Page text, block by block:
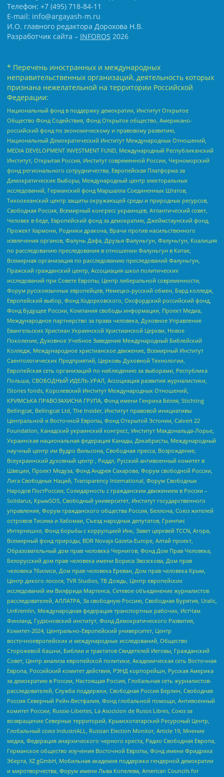
Телефон: +7 (495) 718-84-11
E-mail: info@argayash-m.ru
И.О. главного редактора Дорохова Н.В.
Разработчик сайта – INFOROS 2026
* Перечень иностранных и международных
неправительственных организаций, деятельность которых
признана нежелательной на территории Российской
Федерации:
Национальный фонд в поддержку демократии, Институт Открытое
Общество Фонд Содействия, Фонд Открытое общество, Американо-
российский фонд по экономическому и правовому развитию,
Национальный Демократический Институт Международных Отношений,
MEDIA DEVELOPMENT INVESTMENT FUND, Международный Республиканский
Институт, Открытая Россия, Институт современной России, Черноморский
фонд регионального сотрудничества, Европейская Платформа за
Демократические Выборы, Международный центр электоральных
исследований, Германский фонд Маршалла Соединенных Штатов,
Тихоокеанский центр защиты окружающей среды и природных ресурсов,
Свободная Россия, Всемирный конгресс украинцев, Атлантический совет,
Человек в беде, Европейский фонд за демократию, Джеймстаунский фонд,
Прожект Хармони, Родники дракона, Врачи против насильственного
извлечения органов, Фалунь Дафа, Друзья Фалуньгун, Фалуньгун, Коалиция
по расследованию преследования в отношении Фалуньгун в Китае,
Всемирная организация по расследованию преследований Фалуньгун,
Пражский гражданский центр, Ассоциация школ политических
исследований при Совете Европы, Центр либеральной современности,
Форум русскоязычных европейцев, Немецко-русский обмен, Бард колледж,
Европейский выбор, Фонд Ходорковского, Оксфордский российский фонд,
Фонд Будущее России, Компания свободы информации, Проект Медиа,
Международное партнерство за права человека, Духовное Управление
Евангельских Христиан Украинской Христианской Церкви, Новое
Поколение, Духовное Учебное Заведение Международный Библейский
Колледж, Международное христианское движение, Всемирный Институт
Саентологических Предприятий, Церковь Духовной Технологии,
Европейская сеть организаций по наблюдению за выборами, Республика
Польша, СВОБОДНЫЙ ИДЕЛЬ-УРАЛ, Ассоциация развития журналистики,
IStories fonds, Королевский Институт Международных Отношений,
КРИМСЬКА ПРАВОЗАХИСНА ГРУПА, Фонд имени Генриха Бёлля, Stichting
Bellingcat, Bellingcat Ltd, The Insider, Институт правовой инициативы
Центральной и Восточной Европы, Фонд Открытой Эстонии, Calvert 22
Foundation, Канадский украинский конгресс, Институт Макдональда-Лорье,
Украинская национальная федерация Канады, Декабристы, Международный
научный центр им Вудро Вильсона, Свободная пресса, Возрождение,
Всеукраинский духовный центр , Риддл, Русский антивоенный комитет в
Швеции, Проект Медуза, Фонд Андрея Сахарова, Форум свободной России,
Лига Свободных Наций, Transparеncy International, Форум Свободных
Народов ПостРоссии, Солидарность с гражданским движением в России –
Solidarus, КрымSOS, Свободный университет, Институт государственного
управления, Форум гражданского общества Россия, Беллона, Союз жителей
островов Тисима и Хабомаи, Съезд народных депутатов, Гринпис
Интернешнл, Фонд борьбы с коррупцией Инк, Завет церквей TCCN, Агора,
Всемирный фонд природы, BDR Novaja Gazeta-Europe, Алтай проект,
Образовательный дом прав человека Чернигов, Фонд Дом Прав Человека,
Белорусский дом прав человека имени Бориса Звозскова, Дом прав
человека Тбилиси, Дом прав человека Ереван, Дом прав человека Крым,
Центр дикого лосося, TVR Studios, ТВ Дождь, Центр европейских
исследований им Вилфрида Мартенса, Сетевое объединение журналистов
расследователей, АЛЛАТРА, За свободную Россию, Свободная Бурятия, Uralic,
UnKremlin, Международная федерация транспортных рабочих, ИстЧам
Финланд, Гудзоновский институт, Фонд Демократического Развития,
Комитет-2024, Центрально-Европейский университет, Центр
восточноевропейских и международных исследований, Общество
Сторожевой башни, Библии и трактатов Свидетелей Иеговы, Гражданский
Совет, Центр анализа европейской политики, Академическая сеть Восточная
Европа, Российский комитет действия, РЭНД корпорейшн, Русская Америка
за демократию в России, Настоящая Россия, Глобальная сеть журналистов-
расследователей, Служба поддержки, Свободная Россия Берлин, Свободная
Россия Северный Рейн-Вестфалия, Фонд глобальной помощи, Антивоенный
комитет России, Russie-Libertes, La Asocicion de Rusos Libres, Союз за
возвращение Северных территорий, Крымскотатарский Ресурсный Центр,
Глобальный союз IndustriALL, Russian Election Monitor, Article 19, Мнение
медиа, Федерация анархического черного креста, Радио Свободная Европа,
Германское общество изучения Восточной Европы, Фонд имени Фридриха
Эберта, XZ gGmbH, Мобильная академия поддержки гендерной демократии
и миротворчества, Форум имени Льва Копелева, American Councils for